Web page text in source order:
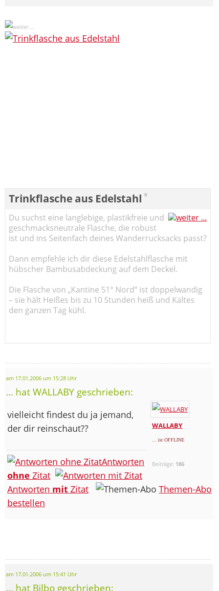
Trinkflasche aus Edelstahl *
Du suchst eine langlebige, plastikfreie und
geschmacksneutrale Flasche, die robust
ist und ins Seitenfach deines Wanderrucksacks passt?
Dann empfehle ich dir diese Edelstahlflasche mit
hübscher Bambusabdeckung auf dem Deckel.
Die Flasche von „Kantine 51° Nord“ ist doppelwandig
– sie hält Heißes bis zu 10 Stunden heiß und Kaltes
den ganzen Tag kühl.
am 17.01.2006 um 15:28 Uhr
... hat WALLABY geschrieben:
WALLABY
... ist OFFLINE
Beiträge: 186
vielleicht findest du ja jemand,
der dir reinschaut??
Antworten
ohne Zitat
Antworten mit Zitat
Themen-Abo
bestellen
am 17.01.2006 um 15:41 Uhr
... hat Bilbo geschrieben: